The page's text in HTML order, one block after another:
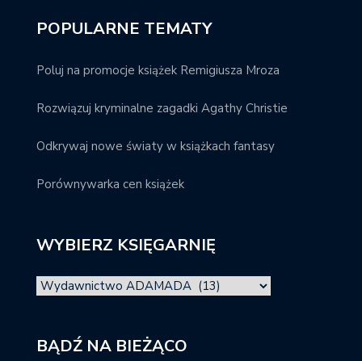
POPULARNE TEMATY
Poluj na promocje książek Remigiusza Mroza
Rozwiązuj kryminalne zagadki Agathy Christie
Odkrywaj nowe światy w książkach fantasy
Porównywarka cen książek
WYBIERZ KSIĘGARNIĘ
BĄDŹ NA BIEŻĄCO